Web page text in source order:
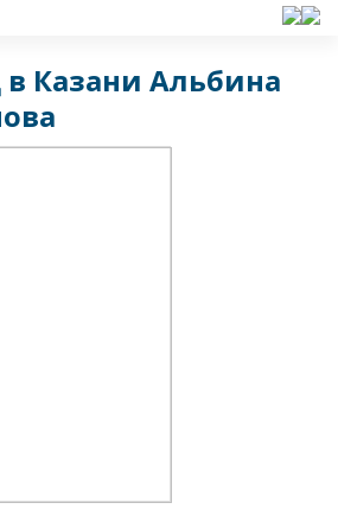
в Казани Альбина